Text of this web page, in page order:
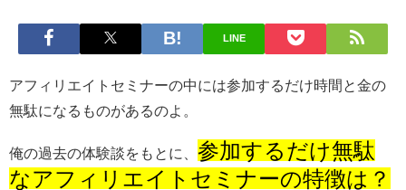
LINE
アフィリエイトセミナーの中には参加するだけ時間と金の
無駄になるものがあるのよ。
俺の過去の体験談をもとに、 参加するだけ無駄
なアフィリエイトセミナーの特徴は？